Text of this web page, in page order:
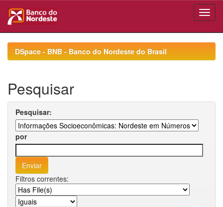
navigationDSpace - BNB - Banco do Nordeste do Brasil
Pesquisar
Pesquisar:
por
Filtros correntes: